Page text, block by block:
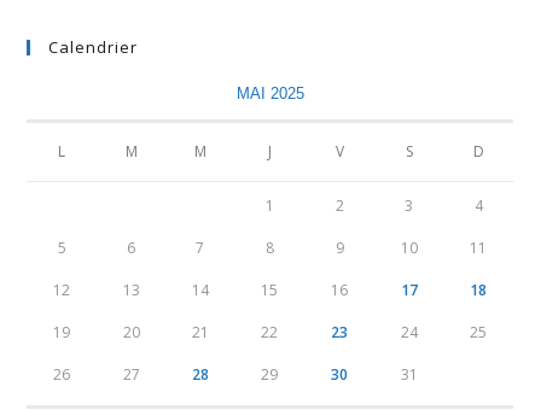
Calendrier
MAI 2025
L M M J V S D
1 2 3 4
5 6 7 8 9 10 11
12 13 14 15 16 17 18
19 20 21 22 23 24 25
26 27 28 29 30 31